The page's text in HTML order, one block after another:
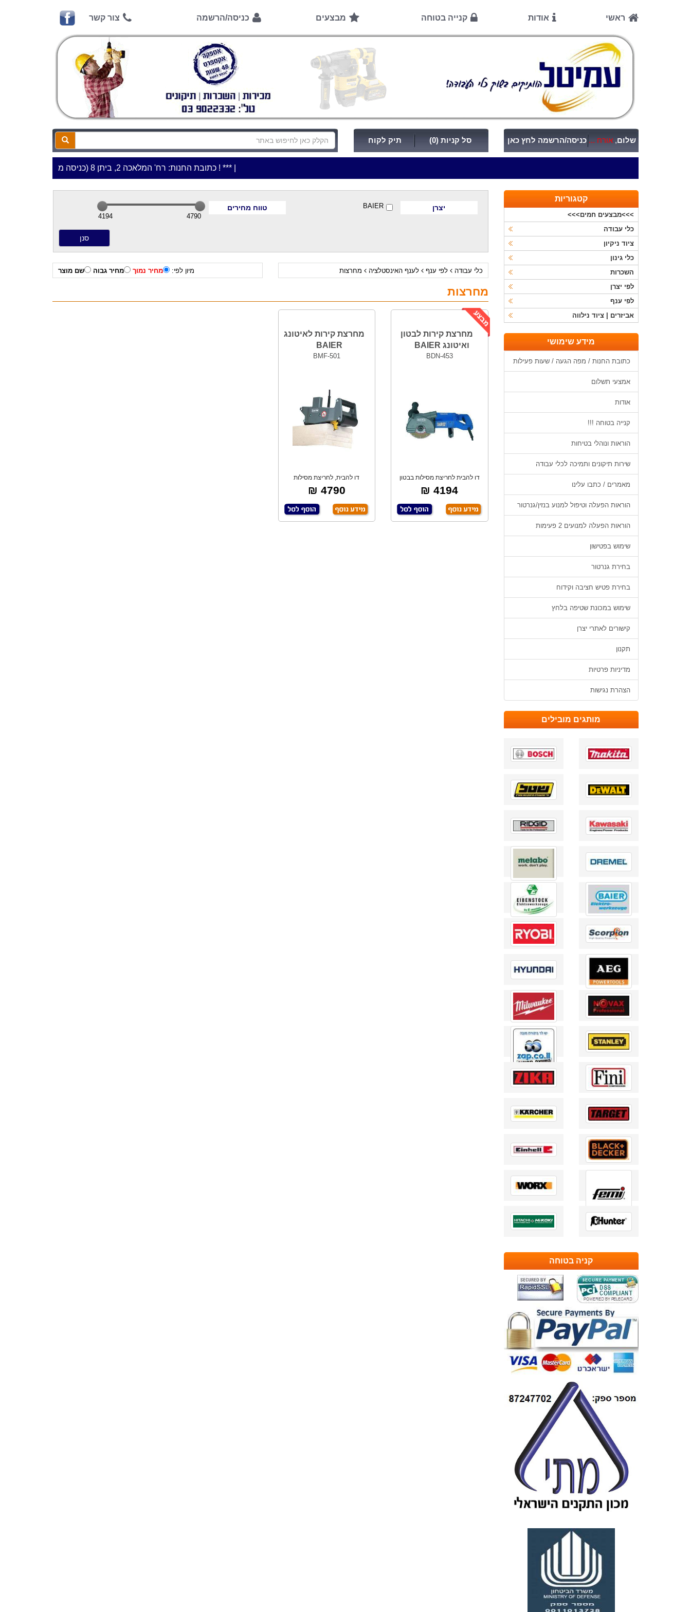
ראשי אודות קנייה בטוחה מבצעים כניסה/הרשמה צור קשר
סל קניות (0) תיק לקוח שלום, אורח ... כניסה/הרשמה לחץ כאן
***כתובת החנות: רח' המלאכה 2, ביתן 8 (כניסה מרח' עמל 5) א.ת.פארק אפק, ראש העין***
יצרן BAIER טווח מחירים
4790
4194
מיון לפי: מחיר נמוך מחיר גבוה שם מוצר כלי עבודה לפי ענף לענף האינסטלציה מחרצות
מחרצות
מחרצת קירות לבטון
ואיטונג BAIER
BDN-453
דו להבית לחריצת מסילות בבטון
ואיטונג, קו
4194 ₪
מחרצת קירות לאיטונג
BAIER
BMF-501
דו להבית, לחריצת מסילות
באיטונג, מיועד ל
4790 ₪
קטגוריות
>>>מבצעים חמים>>>
כלי עבודה
ציוד ניקיון
כלי גינון
השכרות
לפי יצרן
לפי ענף
אביזרים | ציוד נילווה
מידע שימושי
כתובת החנות / מפה הגעה / שעות פעילות
אמצעי תשלום
אודות
קנייה בטוחה !!!
הוראות ונוהלי בטיחות
שירות תיקונים ותמיכה לכלי עבודה
מאמרים / כתבו עלינו
הוראות הפעלה וטיפול למנוע בנזין/גנרטור
הוראות הפעלה למנועים 2 פעימות
שימוש בפטישון
בחירת גנרטור
בחירת פטיש חציבה וקידוח
שימוש במכונת שטיפה בלחץ
קישורים לאתרי יצרן
תקנון
מדיניות פרטיות
הצהרת נגישות
מותגים מובילים
קניה בטוחה